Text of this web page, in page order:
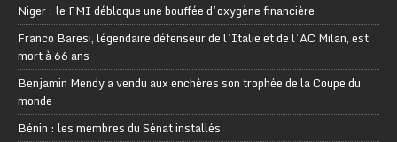
Niger : le FMI débloque une bouffée d’oxygène financière
Franco Baresi, légendaire défenseur de l’Italie et de l’AC Milan, est
mort à 66 ans
Benjamin Mendy a vendu aux enchères son trophée de la Coupe du
monde
Bénin : les membres du Sénat installés